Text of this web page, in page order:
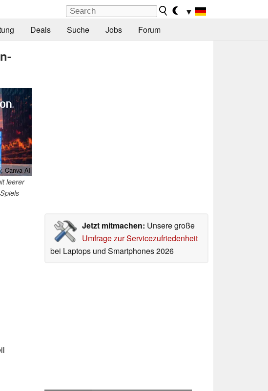
▼
Deals Suche Jobs Forum
Canva AI
leerer
Jetzt mitmachen: Unsere große
Umfrage zur Servicezufriedenheit
bei Laptops und Smartphones 2026